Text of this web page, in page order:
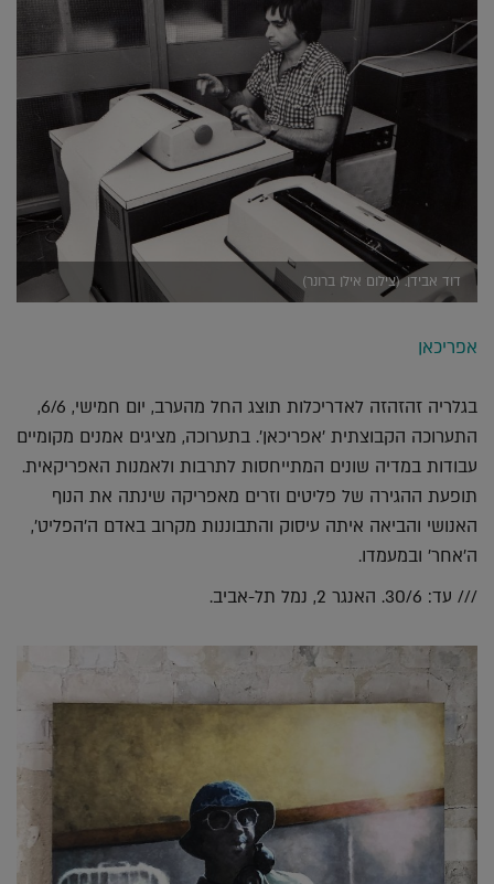
דוד אבידן. (צילום אילן ברונר)
אפריכאן
בגלריה זהזהזה לאדריכלות תוצג החל מהערב, יום חמישי, 6/6,
התערוכה הקבוצתית 'אפריכאן'. בתערוכה, מציגים אמנים מקומיים
עבודות במדיה שונים המתייחסות לתרבות ולאמנות האפריקאית.
תופעת ההגירה של פליטים וזרים מאפריקה שינתה את הנוף
האנושי והביאה איתה עיסוק והתבוננות מקרוב באדם ה'הפליט',
ה'אחר' ובמעמדו.
/// עד: 30/6. האנגר 2, נמל תל-אביב.